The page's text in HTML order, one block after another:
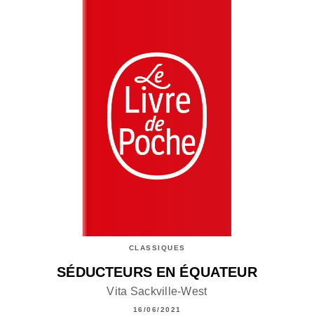
CLASSIQUES
SÉDUCTEURS EN ÉQUATEUR
Vita Sackville-West
16/06/2021